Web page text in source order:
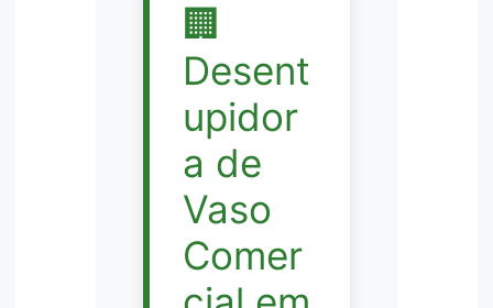
🏢
Desent
upidor
a de
Vaso
Comer